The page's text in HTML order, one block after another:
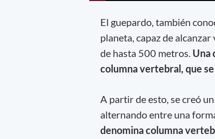
El guepardo, también
planeta, capaz de
de hasta 500 metros. Una
columna vertebral, que
A partir de esto, se creó
alternando entre una
denomina columna